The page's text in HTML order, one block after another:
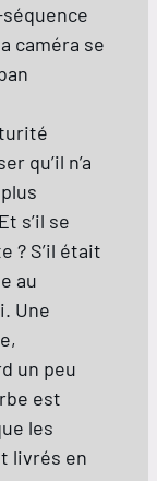
caméra se
qu’il n’a
s’il se
? S’il était
au
Une
un peu
est
les
livrés en